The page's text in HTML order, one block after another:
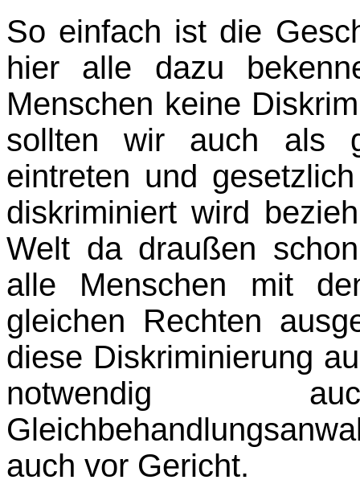
So einfach ist die
hier alle dazu
Menschen keine
sollten wir auch als
eintreten und
diskriminiert wird
Welt da draußen
alle Menschen mit
gleichen Rechten
diese Diskriminierung
auch vor Gericht.